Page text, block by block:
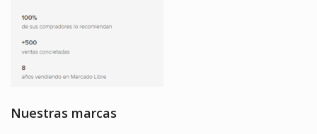
Nuestras marcas